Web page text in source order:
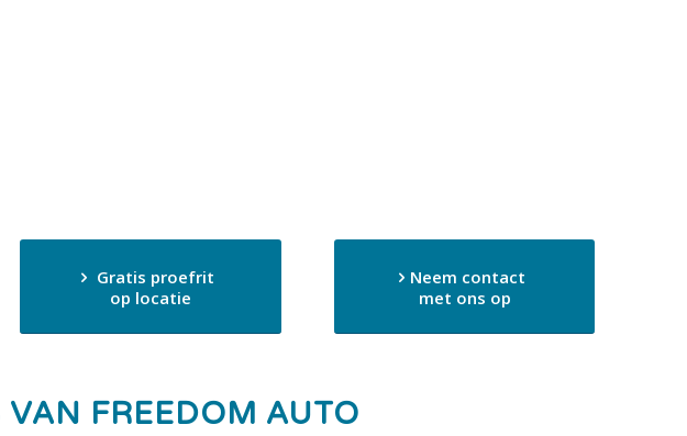
Gratis proefrit
op locatie
Neem contact
met ons op
VAN FREEDOM AUTO